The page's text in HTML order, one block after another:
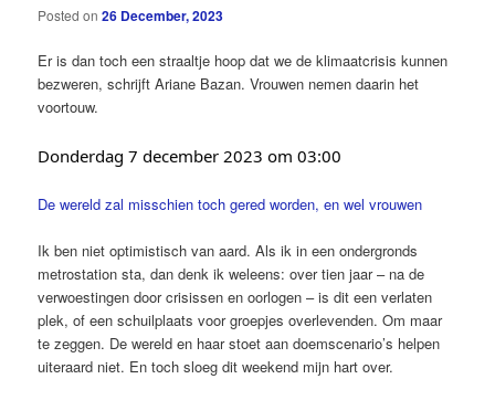
Posted on26 December, 2023
Er is dan toch een straaltje hoop dat we de klimaatcrisis kunnen
bezweren, schrijft Ariane Bazan. Vrouwen nemen daarin het
voortouw.
Donderdag 7 december 2023 om 03:00
De wereld zal misschien toch gered worden, en wel vrouwen
Ik ben niet optimistisch van aard. Als ik in een ondergronds
metrostation sta, dan denk ik weleens: over tien jaar – na de
verwoestingen door crisissen en oorlogen – is dit een verlaten
plek, of een schuilplaats voor groepjes overlevenden. Om maar
te zeggen. De wereld en haar stoet aan doemscenario’s helpen
uiteraard niet. En toch sloeg dit weekend mijn hart over.